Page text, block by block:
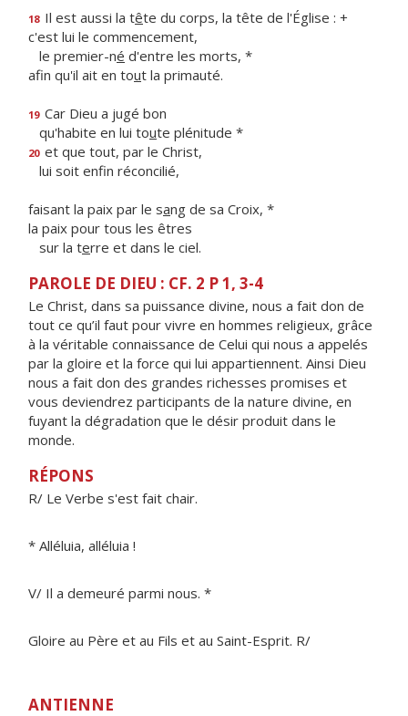
18 Il est aussi la tête du corps, la tête de l'Église : +
c'est lui le commencement,
le premier-né d'entre les morts, *
afin qu'il ait en tout la primauté.
19 Car Dieu a jugé bon
qu'habite en lui toute plénitude *
20 et que tout, par le Christ,
lui soit enfn réconcilié,
faisant la paix par le sang de sa Croix, *
la paix pour tous les êtres
sur la terre et dans le ciel.
PAROLE DE DIEU : CF. 2 P 1, 3-4
Le Christ, dans sa puissance divine, nous a fait don de
tout ce qu’il faut pour vivre en hommes religieux, grâce
à la véritable connaissance de Celui qui nous a appelés
par la gloire et la force qui lui appartiennent. Ainsi Dieu
nous a fait don des grandes richesses promises et
vous deviendrez participants de la nature divine, en
fuyant la dégradation que le désir produit dans le
monde.
RÉPONS
R/ Le Verbe s'est fait chair.
* Alléluia, alléluia !
V/ Il a demeuré parmi nous. *
Gloire au Père et au Fils et au Saint-Esprit. R/
ANTIENNE